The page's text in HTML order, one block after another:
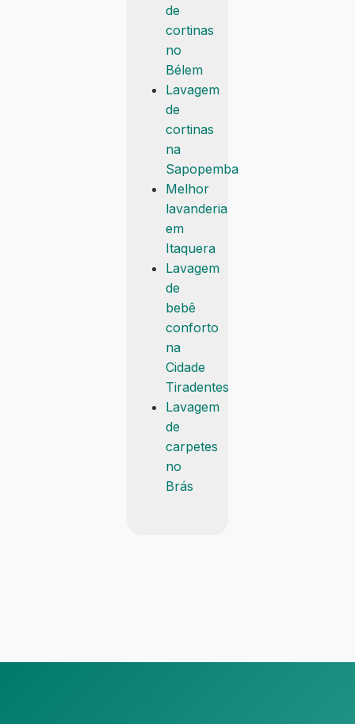
de
cortinas
no
Bélem
Lavagem
de
cortinas
na
Sapopemba
Melhor
lavanderia
em
Itaquera
Lavagem
de
bebê
conforto
na
Cidade
Tiradentes
Lavagem
de
carpetes
no
Brás